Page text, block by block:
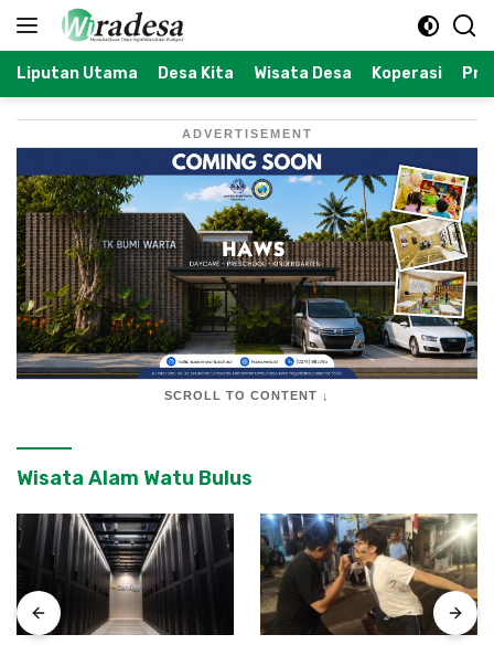
Langsung
Liputan Utama Desa Kita Wisata Desa Koperasi
ADVERTISEMENT
SCROLL TO CONTENT ↓
Wisata Alam Watu Bulus